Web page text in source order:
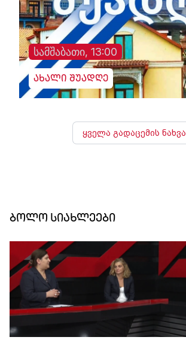
სამშაბათი, 13:00
ახალი შუადღე
ყველა გადაცემის ნახვა
ბოლო სიახლეები